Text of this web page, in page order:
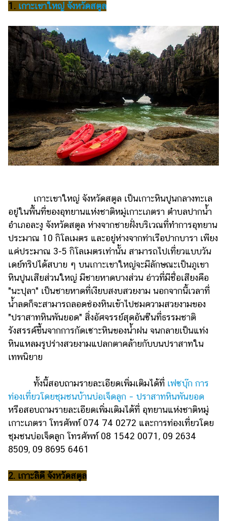
ท่อง
เที่ยว
สูตร
อาหาร
ง่ายๆ
ช้อป
รถยนต์
บ้าน
และ
ถือ
ทอง
ราคา
น้ำมัน
วา
ไร
ตี้
แต่งงาน
เด็ก
สัตว์
เลี้ยง
Infographic
บริการ
กระปุก
1. เกาะเขาใหญ่ จังหวัดสตูล
เกาะเขาใหญ่ จังหวัดสตูล เป็นเกาะหินปูนกลางทะเล
อยู่ในพื้นที่ของอุทยานแห่งชาติหมู่เกาะเภตรา ตำบลปากน้ำ
อำเภอละงู จังหวัดสตูล ห่างจากชายฝั่งบริเวณที่ทำการอุทยาน
ประมาณ 10 กิโลเมตร และอยู่ห่างจากท่าเรือปากบารา เพียง
แค่ประมาณ 3-5 กิโลเมตรเท่านั้น สามารถไปเที่ยวแบบวัน
เดย์ทริปได้สบาย ๆ บนเกาะเขาใหญ่จะมีลักษณะเป็นภูเขา
หินปูนเสียส่วนใหญ่ มีชายหาดบางส่วน อ่าวที่มีชื่อเสียงคือ
"นะปุลา" เป็นชายหาดที่เงียบสงบสวยงาม นอกจากนี้เวลาที่
น้ำลดก็จะสามารถลอดช่องหินเข้าไปชมความสวยงามของ
"ปราสาทหินพันยอด" สิ่งอัศจรรย์สุดอันซีนที่ธรรมชาติ
รังสรรค์ขึ้นจากการกัดเซาะหินของน้ำฝน จนกลายเป็นแท่ง
หินแหลมรูปร่างสวยงามแปลกตาคล้ายกับบนปราสาทใน
เทพนิยาย
ทั้งนี้สอบถามรายละเอียดเพิ่มเติมได้ที่ เฟซบุ๊ก การ
ท่องเที่ยวโดยชุมชนบ้านบ่อเจ็ดลูก – ปราสาทหินพันยอด
หรือสอบถามรายละเอียดเพิ่มเติมได้ที่ อุทยานแห่งชาติหมู่
เกาะเภตรา โทรศัพท์ 074 74 0272 และการท่องเที่ยวโดย
ชุมชนบ่อเจ็ดลูก โทรศัพท์ 08 1542 0071, 09 2634
8509, 09 8695 6461
2. เกาะลิดี จังหวัดสตูล